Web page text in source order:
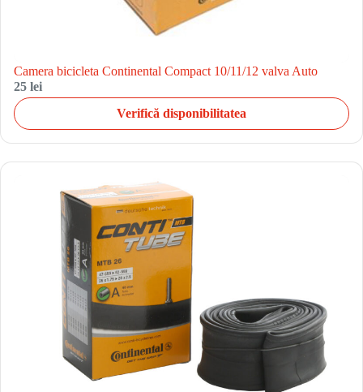
Camera bicicleta Continental Compact 10/11/12 valva Auto
25 lei
Verifică disponibilitatea